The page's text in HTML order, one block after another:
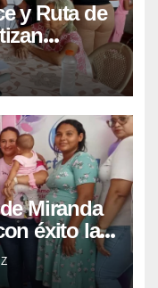
y Ruta de
en
Miranda
éxito la
Lactancia